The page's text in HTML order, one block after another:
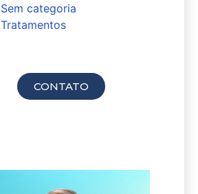
Sem categoria
Tratamentos
CONTATO